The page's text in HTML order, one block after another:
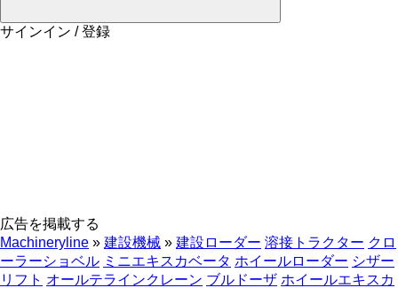
サインイン / 登録
広告を掲載する
Machineryline » 建設機械 » 建設ローダー 溶接トラクター クロ
ーラーショベル ミニエキスカベータ ホイールローダー シザー
リフト オールテラインクレーン ブルドーザ ホイールエキスカ